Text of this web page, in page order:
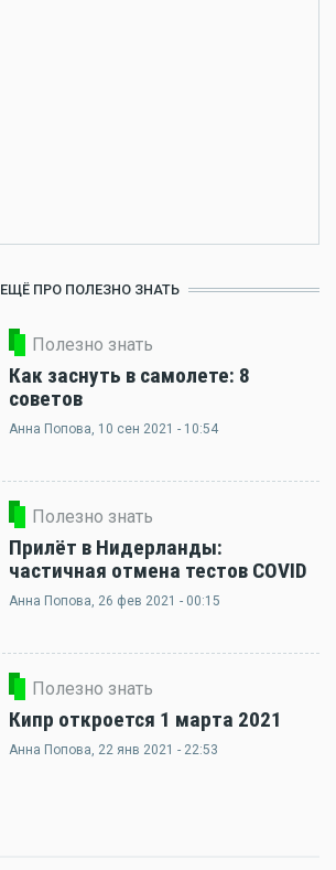
ЕЩЁ ПРО ПОЛЕЗНО ЗНАТЬ
Полезно знать
Как заснуть в самолете: 8
советов
Анна Попова, 10 сен 2021 - 10:54
Полезно знать
Прилёт в Нидерланды:
частичная отмена тестов COVID
Анна Попова, 26 фев 2021 - 00:15
Полезно знать
Кипр откроется 1 марта 2021
Анна Попова, 22 янв 2021 - 22:53